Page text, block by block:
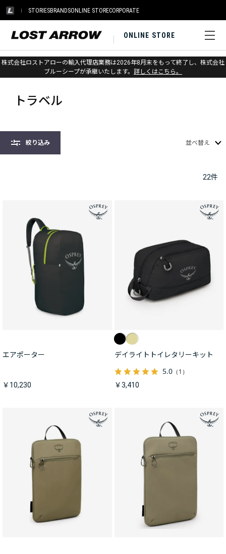
STORIESBRANDSONLINE STORECORPORATE
ONLINE STORE
株式会社ロストアローの輸入代理店業務は2026年8月末をもって終了し、株式会社
ブルーシープが承継いたします。 詳しくはこちら。
ホーム > オスプレー > アクセサリー > トラベル
トラベル
絞り込み 並べ替え
22件
エアポーター
￥10,230
デイライトトイレタリーキット
5.0（1）
￥3,410